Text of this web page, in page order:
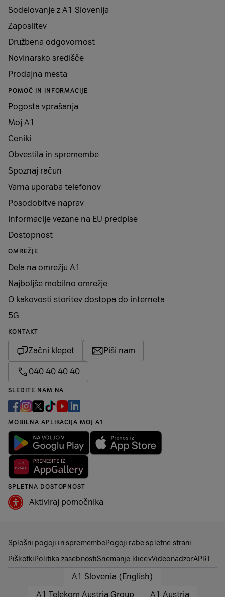
Sodelovanje z A1 Slovenija
Zaposlitev
Družbena odgovornost
Novinarsko središče
Prodajna mesta
POMOČ IN INFORMACIJE
Pogosta vprašanja
Moj A1
Ceniki
Obvestila in spremembe
Spoznaj račun
Varna uporaba telefonov
Posodobitve naprav
Informacije vezane na EU predpise
Dostopnost
OMREŽJE
Dela na omrežju A1
Najboljše mobilno omrežje
O kakovosti storitev dostopa do interneta
5G
KONTAKT
Začni klepet Piši nam
040 40 40 40
SLEDITE NAM NA
MOBILNA APLIKACIJA MOJ A1
SPLETNA DOSTOPNOST
Aktiviraj pomočnika
Splošni pogoji in spremembePogoji rabe spletne strani
PiškotkiPolitika zasebnostiSnemanje klicevVideonadzorAPRT
A1 Slovenia (English)
A1 Telekom Austria Group
A1 Austria